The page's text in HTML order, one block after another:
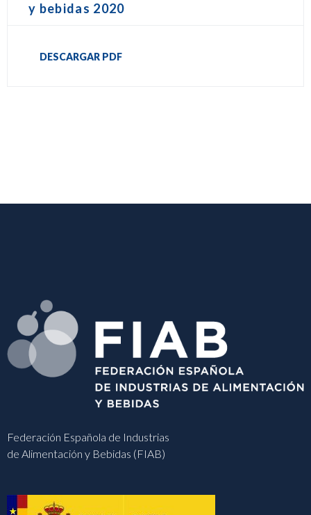
y bebidas 2020
DESCARGAR PDF
Federación Española de Industrias
de Alimentación y Bebidas (FIAB)